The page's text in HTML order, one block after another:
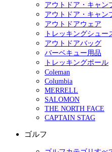
アウトドア・キャン
アウトドア・キャン
アウトドアウェア
トレッキングシュー
アウトドアバッグ
バーベキュー用品
トレッキングポール
Coleman
Columbia
MERRELL
SALOMON
THE NORTH FACE
CAPTAIN STAG
ゴルフ